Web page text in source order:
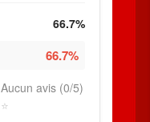
66.7%
66.7%
Aucun avis (0/5)
⭐